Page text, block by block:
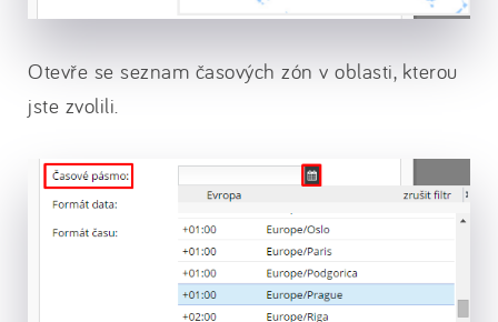
Otevře se seznam časových zón v oblasti, kterou
jste zvolili.